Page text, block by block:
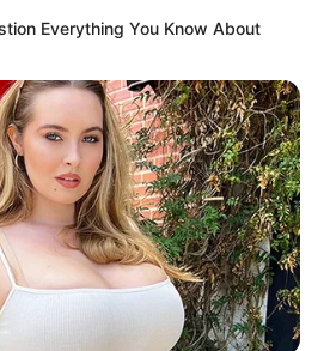
Everything You Know About